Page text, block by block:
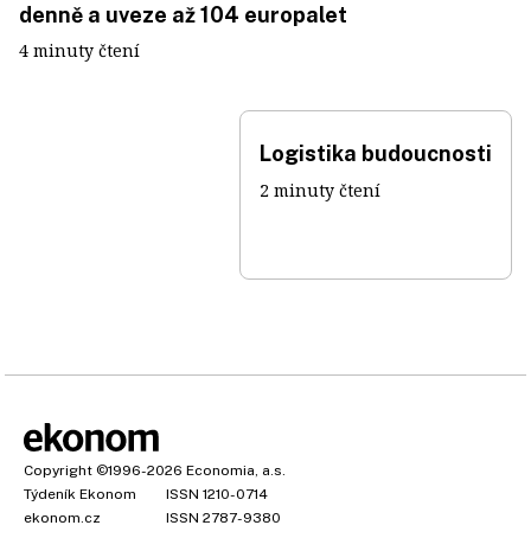
denně a uveze až 104 europalet
4 minuty čtení
Logistika budoucnosti
2 minuty čtení
Copyright ©1996-2026 Economia, a.s.
Týdeník Ekonom
ISSN 1210-0714
ekonom.cz
ISSN 2787-9380